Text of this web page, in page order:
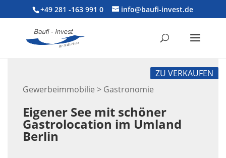
+49 281 -163 991 0 info@baufi-invest.de
Gewerbeimmobilie > Gastronomie
ZU VERKAUFEN
Eigener See mit schöner
Gastrolocation im Umland
Berlin